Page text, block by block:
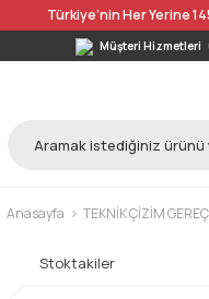
Türkiye’nin Her Yerine
Müşteri Hizmetleri
Anasayfa TEKNİK ÇİZİM
Stoktakiler